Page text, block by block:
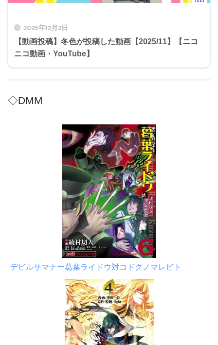
2025年12月2日
【動画投稿】冬色が投稿した動画【2025/11】【ニコ
ニコ動画・YouTube】
◇DMM
デビルサマナー葛葉ライドウ対コドクノマレビト